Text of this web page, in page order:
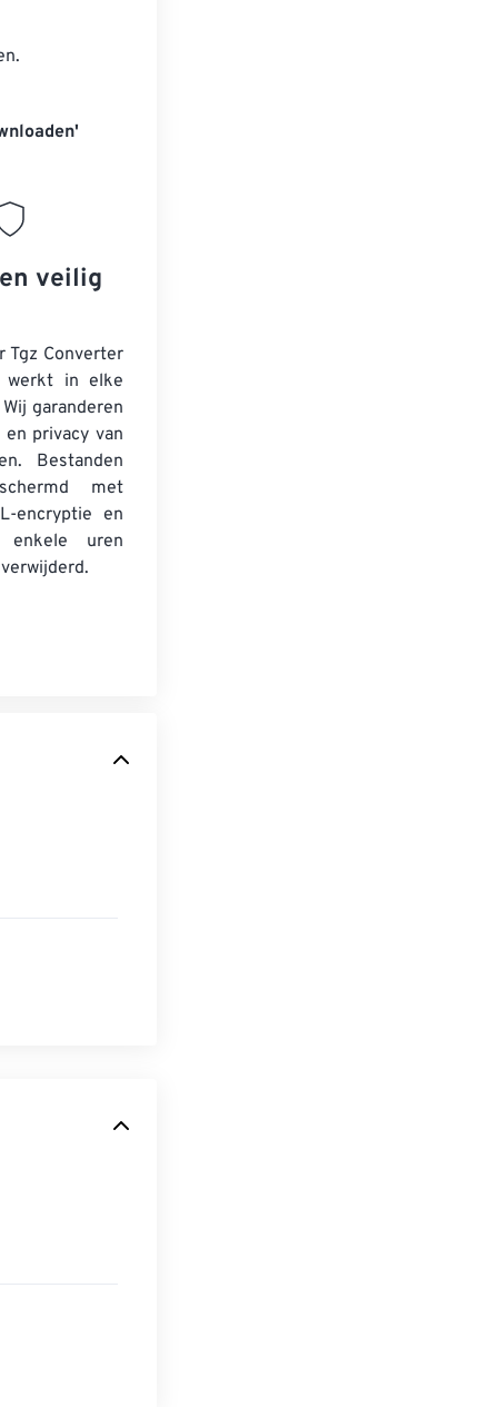
veilig
Tgz Converter
in elke
garanderen
privacy van
Bestanden
met
encryptie en
enkele uren